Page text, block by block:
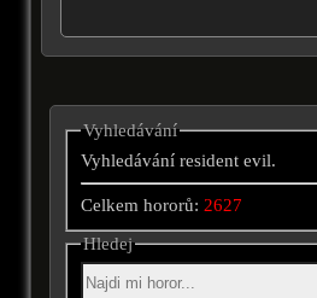
Vyhledávání
Vyhledávání resident evil.
Celkem hororů:2627
Hledej